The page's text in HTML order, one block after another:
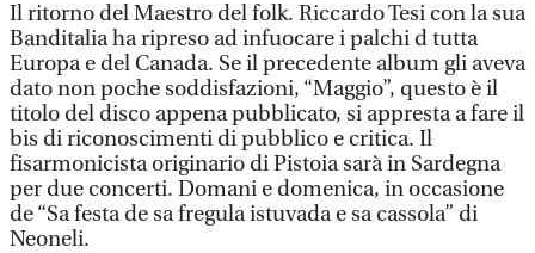
Il ritorno del Maestro del folk. Riccardo Tesi con la sua
Banditalia ha ripreso ad infuocare i palchi d tutta
Europa e del Canada. Se il precedente album gli aveva
dato non poche soddisfazioni, “Maggio”, questo è il
titolo del disco appena pubblicato, si appresta a fare il
bis di riconoscimenti di pubblico e critica. Il
fisarmonicista originario di Pistoia sarà in Sardegna
per due concerti. Domani e domenica, in occasione
de “Sa festa de sa fregula istuvada e sa cassola” di
Neoneli.